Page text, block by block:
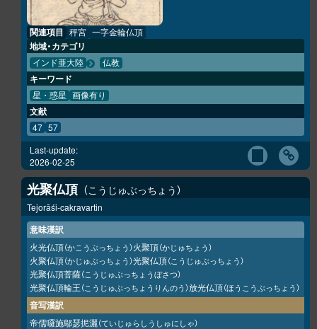
関連項目 秤宮 一字金輪仏頂
地域・カテゴリ
インド亜大陸 仏教
キーワード
星・惑星 画像有り
文献
47 57
Last-update:
2026-02-25
光聚仏頂 こうじゅぶっちょう
Tejorāśi-cakravartin
意味漢訳
火光仏頂（かこうぶっちょう）火聚頂（かじゅちょう）
火聚仏頂（かじゅぶっちょう）光聚仏頂（こうじゅぶっちょう）
光聚仏頂菩薩（こうじゅぶっちょうぼさつ）
光聚仏頂輪王（こうじゅぶっちょうりんのう）放光仏頂（ほうこうぶっちょう）
音写漢訳
帝儒囉施鄔瑟抳灑（ていじゅらしうしゅにしゃ）